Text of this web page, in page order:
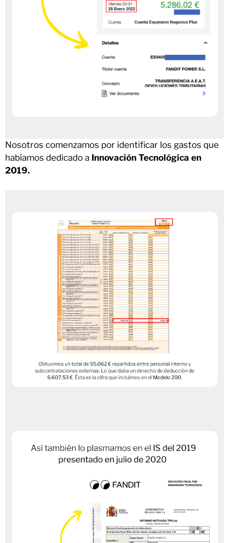
Nosotros comenzamos por identificar los gastos que
habíamos dedicado a Innovación Tecnológica en
2019.